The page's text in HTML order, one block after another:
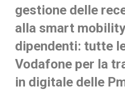
gestione delle
alla smart
dipendenti: tutte
Vodafone per la
in digitale delle